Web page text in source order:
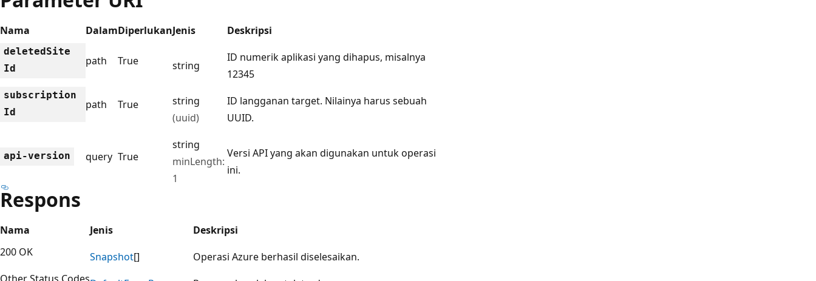
Nama DalamDiperlukanJenis Deskripsi
deletedSite
Id
path True string
ID numerik aplikasi yang dihapus, misalnya
12345
subscription
Id
path True
string
(uuid)
ID langganan target. Nilainya harus sebuah
UUID.
api-version query True
string
minLength:
1
Versi API yang akan digunakan untuk operasi
ini.
Respons
Nama Jenis
Deskripsi
200 OK
Snapshot[]
Operasi Azure berhasil diselesaikan.
Other Status Codes